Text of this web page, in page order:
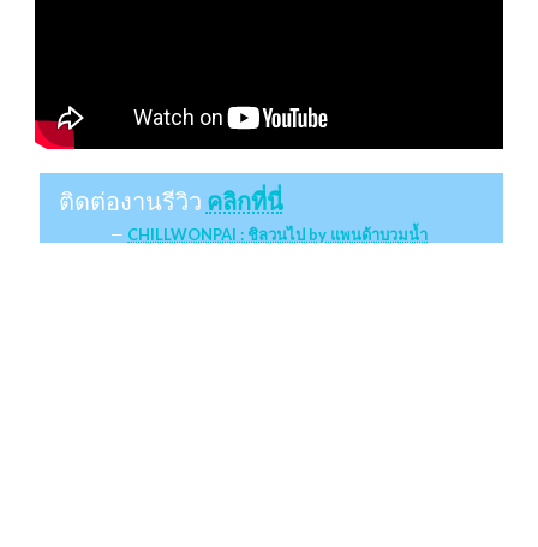
ติดต่องานรีวิว คลิกที่นี่
CHILLWONPAI : ชิลวนไป by แพนด้าบวมน้ำ